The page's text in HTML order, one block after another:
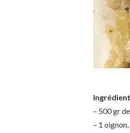
– 500 gr
– 1 oignon,